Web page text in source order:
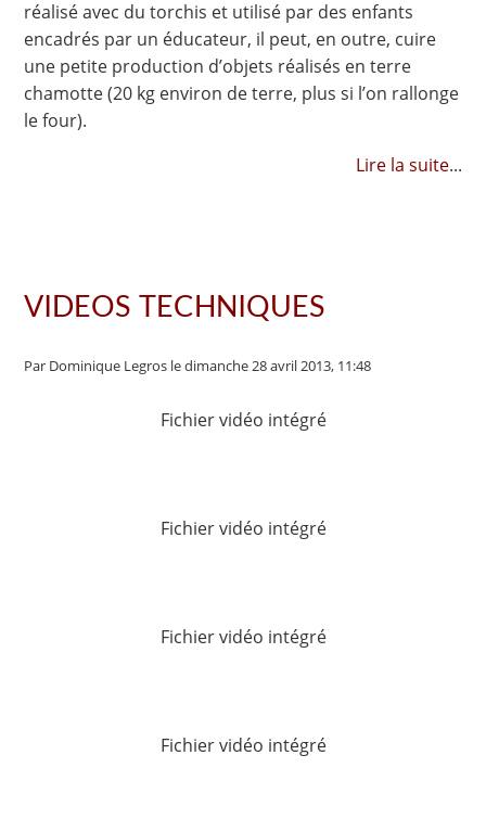
réalisé avec du torchis et utilisé par des enfants
encadrés par un éducateur, il peut, en outre, cuire
une petite production d’objets réalisés en terre
chamotte (20 kg environ de terre, plus si l’on rallonge
le four).
Lire la suite...
VIDEOS TECHNIQUES
Par Dominique Legros le dimanche 28 avril 2013, 11:48
Fichier vidéo intégré
Fichier vidéo intégré
Fichier vidéo intégré
Fichier vidéo intégré